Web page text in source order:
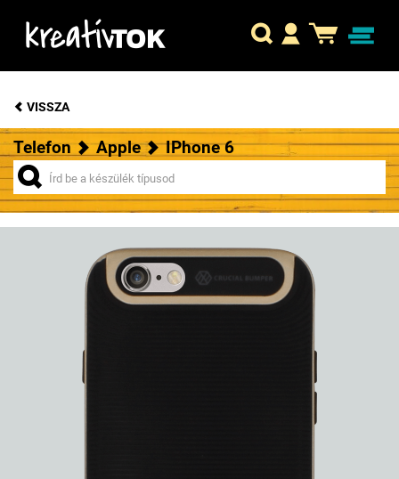
VISSZA
Telefon Apple IPhone 6